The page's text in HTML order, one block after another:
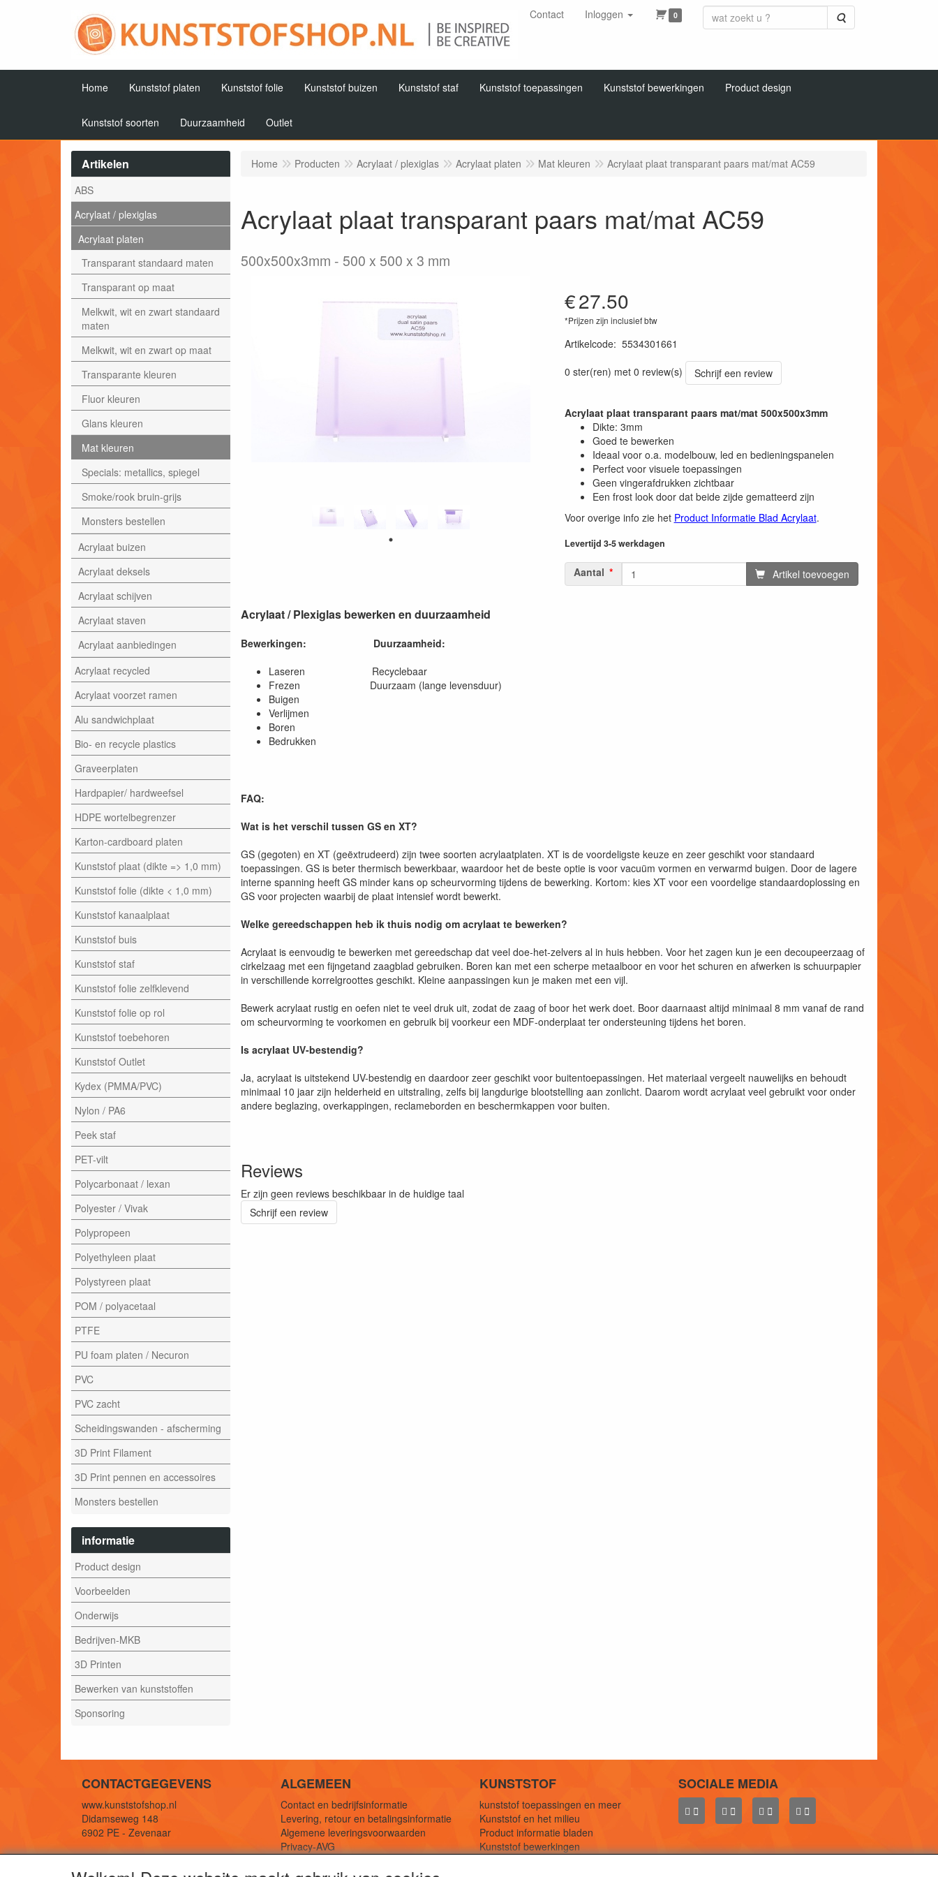
Contact Inloggen 0 Zoeken
Home Kunststof platen Kunststof folie Kunststof buizen Kunststof staf Kunststof toepassingen Kunststof bewerkingen Product design
Kunststof soorten Duurzaamheid Outlet
Artikelen
ABS
Acrylaat / plexiglas
Acrylaat platen
Transparant standaard maten
Transparant op maat
Melkwit, wit en zwart standaard
maten
Melkwit, wit en zwart op maat
Transparante kleuren
Fluor kleuren
Glans kleuren
Mat kleuren
Specials: metallics, spiegel
Smoke/rook bruin-grijs
Monsters bestellen
Acrylaat buizen
Acrylaat deksels
Acrylaat schijven
Acrylaat staven
Acrylaat aanbiedingen
Acrylaat recycled
Acrylaat voorzet ramen
Alu sandwichplaat
Bio- en recycle plastics
Graveerplaten
Hardpapier/ hardweefsel
HDPE wortelbegrenzer
Karton-cardboard platen
Kunststof plaat (dikte => 1,0 mm)
Kunststof folie (dikte < 1,0 mm)
Kunststof kanaalplaat
Kunststof buis
Kunststof staf
Kunststof folie zelfklevend
Kunststof folie op rol
Kunststof toebehoren
Kunststof Outlet
Kydex (PMMA/PVC)
Nylon / PA6
Peek staf
PET-vilt
Polycarbonaat / lexan
Polyester / Vivak
Polypropeen
Polyethyleen plaat
Polystyreen plaat
POM / polyacetaal
PTFE
PU foam platen / Necuron
PVC
PVC zacht
Scheidingswanden - afscherming
3D Print Filament
3D Print pennen en accessoires
Monsters bestellen
informatie
Product design
Voorbeelden
Onderwijs
Bedrijven-MKB
3D Printen
Bewerken van kunststoffen
Sponsoring
Home Producten Acrylaat / plexiglas Acrylaat platen Mat kleuren Acrylaat plaat transparant paars mat/mat AC59
Acrylaat plaat transparant paars mat/mat AC59
500x500x3mm 500 x 500 x 3 mm
€27.50
*Prijzen zijn inclusief btw
Artikelcode: 5534301661
0 ster(ren) met 0 review(s)
Schrijf een review
Acrylaat plaat transparant paars mat/mat 500x500x3mm
Dikte: 3mm
Goed te bewerken
Ideaal voor o.a. modelbouw, led en bedieningspanelen
Perfect voor visuele toepassingen
Geen vingerafdrukken zichtbaar
Een frost look door dat beide zijde gematteerd zijn
Voor overige info zie het Product Informatie Blad Acrylaat.
Levertijd 3-5 werkdagen
Aantal Artikel toevoegen
Acrylaat / Plexiglas bewerken en duurzaamheid
Bewerkingen:
Duurzaamheid:
Laseren Recyclebaar
Frezen Duurzaam (lange levensduur)
Buigen
Verlijmen
Boren
Bedrukken
FAQ:
Wat is het verschil tussen GS en XT?
GS (gegoten) en XT (geëxtrudeerd) zijn twee soorten acrylaatplaten. XT is de voordeligste keuze en zeer geschikt voor standaard
toepassingen. GS is beter thermisch bewerkbaar, waardoor het de beste optie is voor vacuüm vormen en verwarmd buigen. Door de lagere
interne spanning heeft GS minder kans op scheurvorming tijdens de bewerking. Kortom: kies XT voor een voordelige standaardoplossing en
GS voor projecten waarbij de plaat intensief wordt bewerkt.
Welke gereedschappen heb ik thuis nodig om acrylaat te bewerken?
Acrylaat is eenvoudig te bewerken met gereedschap dat veel doe-het-zelvers al in huis hebben. Voor het zagen kun je een decoupeerzaag of
cirkelzaag met een fijngetand zaagblad gebruiken. Boren kan met een scherpe metaalboor en voor het schuren en afwerken is schuurpapier
in verschillende korrelgroottes geschikt. Kleine aanpassingen kun je maken met een vijl.
Bewerk acrylaat rustig en oefen niet te veel druk uit, zodat de zaag of boor het werk doet. Boor daarnaast altijd minimaal 8 mm vanaf de rand
om scheurvorming te voorkomen en gebruik bij voorkeur een MDF-onderplaat ter ondersteuning tijdens het boren.
Is acrylaat UV-bestendig?
Ja, acrylaat is uitstekend UV-bestendig en daardoor zeer geschikt voor buitentoepassingen. Het materiaal vergeelt nauwelijks en behoudt
minimaal 10 jaar zijn helderheid en uitstraling, zelfs bij langdurige blootstelling aan zonlicht. Daarom wordt acrylaat veel gebruikt voor onder
andere beglazing, overkappingen, reclameborden en beschermkappen voor buiten.
Reviews
Er zijn geen reviews beschikbaar in de huidige taal
Schrijf een review
CONTACTGEGEVENS
www.kunststofshop.nl
Didamseweg 148
6902 PE - Zevenaar
Telefoon: +31 (0) 316 241 994
ALGEMEEN
Contact en bedrijfsinformatie
Levering, retour en betalingsinformatie
Algemene leveringsvoorwaarden
Privacy-AVG
KUNSTSTOF
kunststof toepassingen en meer
Kunststof en het milieu
Product informatie bladen
Kunststof bewerkingen
SOCIALE MEDIA